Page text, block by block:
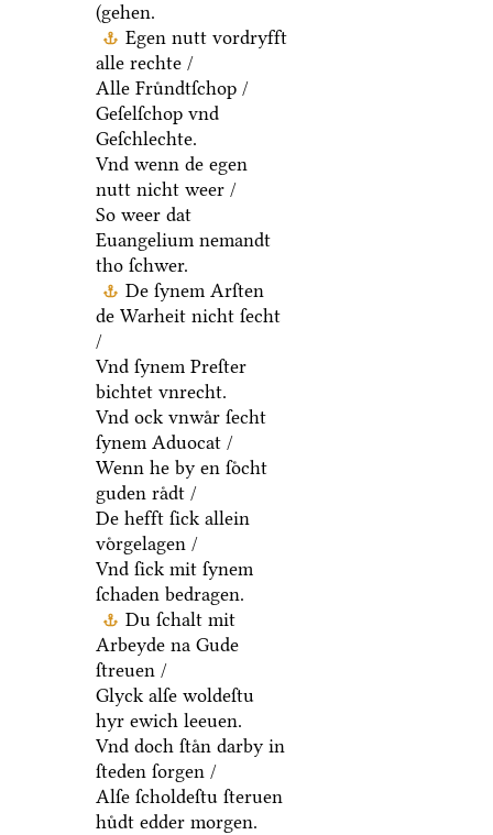
(gehen.
Egen nutt vordryfft
alle rechte /
Alle Fruͤndtſchop /
Geſelſchop vnd
Geſchlechte.
Vnd wenn de egen
nutt nicht weer /
So weer dat
Euangelium nemandt
tho ſchwer.
De ſynem Arſten
de Warheit nicht ſecht
/
Vnd ſynem Preſter
bichtet vnrecht.
Vnd ock vnwaͤr ſecht
ſynem Aduocat /
Wenn he by en ſoͤcht
guden raͤdt /
De hefft ſick allein
voͤrgelagen /
Vnd ſick mit ſynem
ſchaden bedragen.
Du ſchalt mit
Arbeyde na Gude
ſtreuen /
Glyck alſe woldeſtu
hyr ewich leeuen.
Vnd doch ſtaͤn darby in
ſteden ſorgen /
Alſe ſcholdeſtu ſteruen
huͤdt edder morgen.